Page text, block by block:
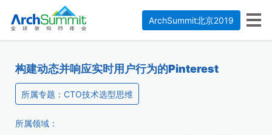
ArchSummit北京2019
构建动态并响应实时用户行为的Pinterest
所属专题：CTO技术选型思维
所属领域：